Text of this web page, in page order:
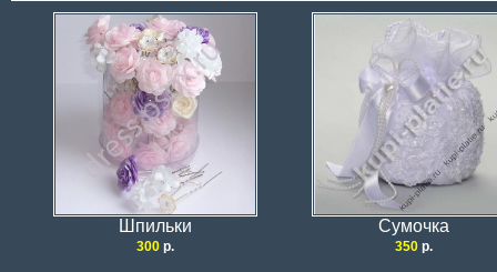
Шпильки Сумочка
300р. 350р.